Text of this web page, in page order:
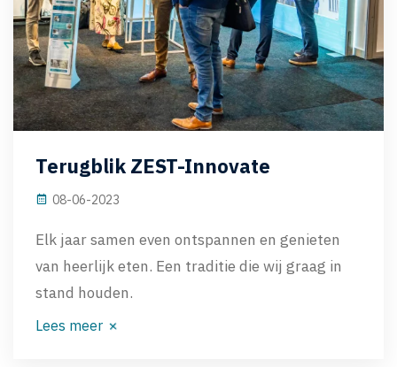
Terugblik ZEST-Innovate
08-06-2023
Elk jaar samen even ontspannen en genieten
van heerlijk eten. Een traditie die wij graag in
stand houden.
Lees meer